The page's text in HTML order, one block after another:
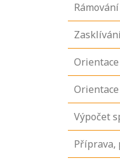
Výpočet
Příprava,